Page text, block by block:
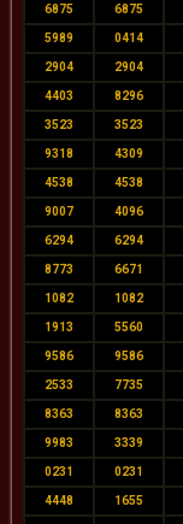
6875 6875
5989 0414
2904 2904
4403 8296
3523 3523
9318 4309
4538 4538
9007 4096
6294 6294
8773 6671
1082 1082
1913 5560
9586 9586
2533 7735
8363 8363
9983 3339
0231 0231
4448 1655